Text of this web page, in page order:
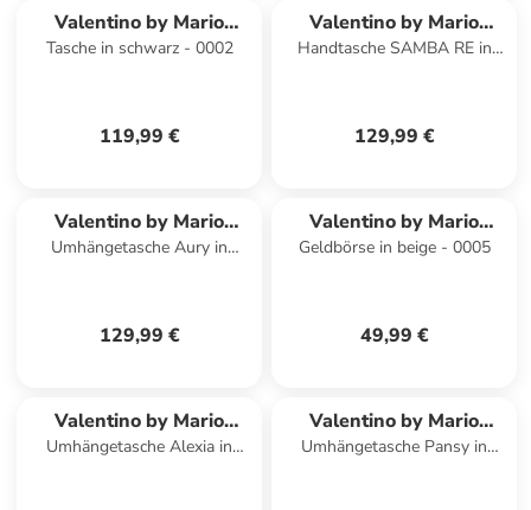
Valentino by Mario
Valentino
Tasche in schwarz - 0002
119,99 €
Valentino by Mario
Valentino
Handtasche SAMBA RE in
129,99 €
Valentino by Mario
Valentino
Umhängetasche Aury in
129,99 €
Valentino by Mario
Valentino
Geldbörse in beige - 0005
49,99 €
Valentino by Mario
Valentino
Umhängetasche Alexia in
Valentino by Mario
Valentino
Umhängetasche Pansy in